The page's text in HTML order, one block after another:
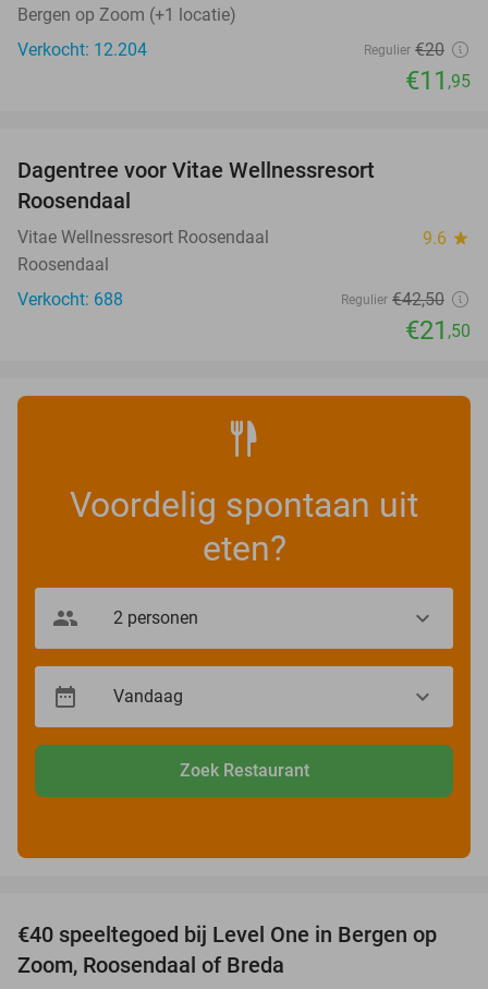
Bergen op Zoom (+1 locatie)
Verkocht: 12.204
Regulier €20
€11 ,95
Dagentree voor Vitae Wellnessresort
Roosendaal
Vitae Wellnessresort Roosendaal 9.6 star
Roosendaal
Verkocht: 688
Regulier €42,50
€21 ,50
Voordelig spontaan uit
eten?
Zoek Restaurant
50%
€40 speeltegoed bij Level One in Bergen op
Zoom, Roosendaal of Breda